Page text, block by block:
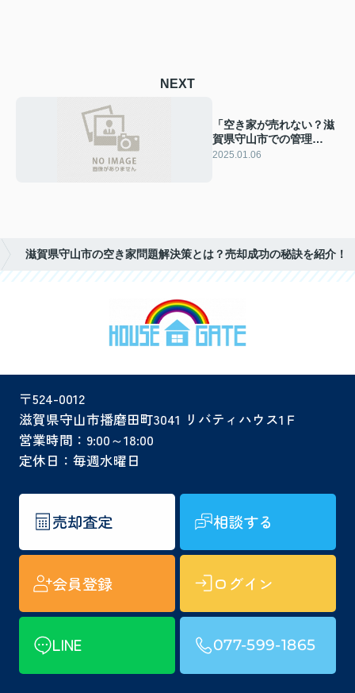
NEXT
「空き家が売れない？滋
賀県守山市での管理
法！」
2025.01.06
滋賀県守山市の空き家問題解決策とは？売却成功の秘訣を紹介！
〒524-0012
滋賀県守山市播磨田町3041 リバティハウス1Ｆ
営業時間：9:00～18:00
定休日：毎週水曜日
売却査定 相談する
会員登録 ログイン
LINE 077-599-1865